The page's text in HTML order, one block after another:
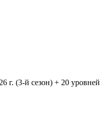
г. (3-й сезон) + 20 уровней